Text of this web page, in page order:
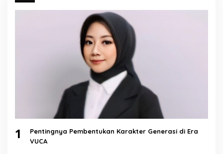
1
Pentingnya Pembentukan Karakter Generasi di Era
VUCA